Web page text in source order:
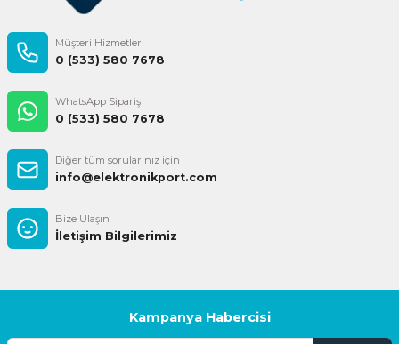
Müşteri Hizmetleri
0 (533) 580 7678
WhatsApp Sipariş
0 (533) 580 7678
Diğer tüm sorularınız için
info@elektronikport.com
Bize Ulaşın
İletişim Bilgilerimiz
Kampanya Habercisi